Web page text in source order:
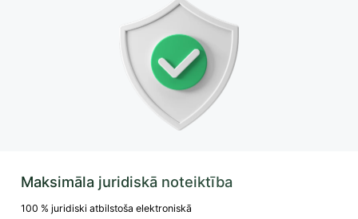
Maksimāla juridiskā noteiktība
100 % juridiski atbilstoša elektroniskā